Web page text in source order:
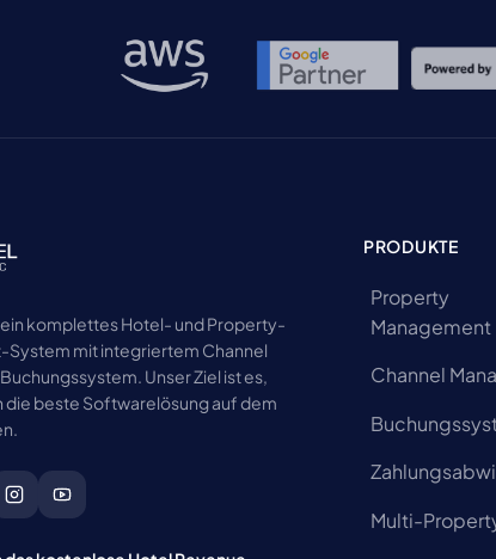
komplettes Hotel- und Property-
System mit integriertem Channel
Unser Ziel ist es,
die beste Softwarelösung auf dem
PRODUKTE
Property
Management
Channel
Multi-